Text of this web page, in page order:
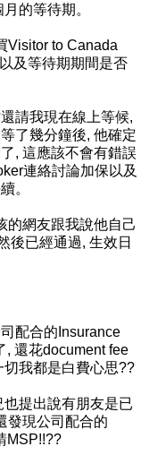
的等待期。
Visitor to Canada
及等待期期間是否
請我現在線上等候,
了幾分鐘後, 他確定
, 這應該不會有錯誤
連絡討論加保以及
。
的網友跟我說他自己
後已經通過, 生效日
配合的Insurance
, 還花document fee
我都是白費心思??
提出說有朋友是已
發現公司配合的
MSP!!??